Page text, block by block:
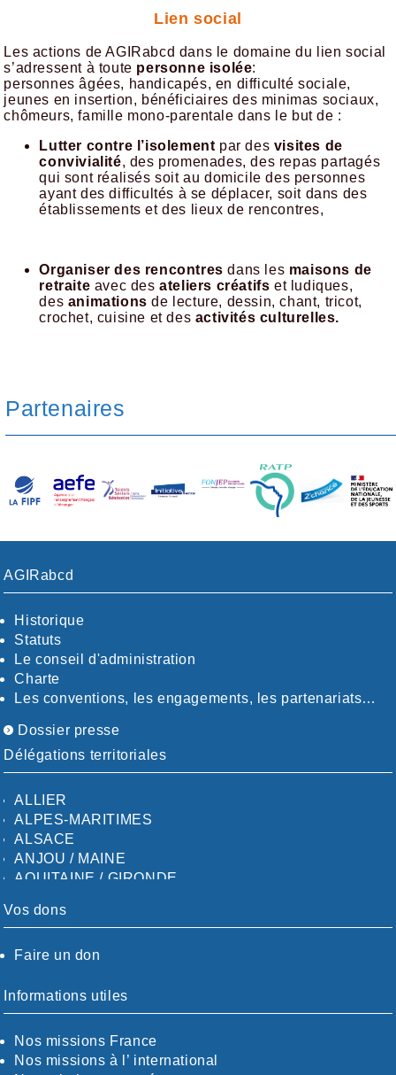
Lien social
Les actions de AGIRabcd dans le domaine du lien social
s’adressent à toute personne isolée:
personnes âgées, handicapés, en difficulté sociale,
jeunes en insertion, bénéficiaires des minimas sociaux,
chômeurs, famille mono-parentale dans le but de :
Lutter contre l’isolement par des visites de
convivialité, des promenades, des repas partagés
qui sont réalisés soit au domicile des personnes
ayant des difficultés à se déplacer, soit dans des
établissements et des lieux de rencontres,
Organiser des rencontres dans les maisons de
retraite avec desateliers créatifs et ludiques,
des animations de lecture, dessin, chant, tricot,
crochet, cuisine et des activités culturelles.
Partenaires
AGIRabcd
Historique
Statuts
Le conseil d'administration
Charte
Les conventions, les engagements, les partenariats…
Dossier presse
Délégations territoriales
ALLIER
ALPES-MARITIMES
ALSACE
ANJOU / MAINE
AQUITAINE / GIRONDE
AUDE
CALVADOS-ORNE
CHARENTE-MARITIME
CÖTE-D'OR
CÖTES-D'ARMOR
DORDOGNE
Vos dons
Faire un don
Informations utiles
Nos missions France
Nos missions à l’ international